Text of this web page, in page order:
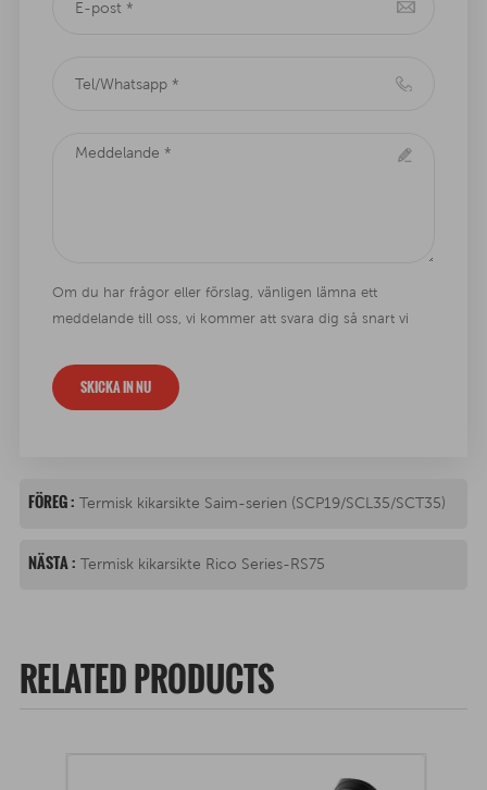
Om du har frågor eller förslag, vänligen lämna ett
meddelande till oss, vi kommer att svara dig så snart vi
SKICKA IN NU
FÖREG : Termisk kikarsikte Saim-serien (SCP19/SCL35/SCT35)
NÄSTA : Termisk kikarsikte Rico Series-RS75
RELATED PRODUCTS